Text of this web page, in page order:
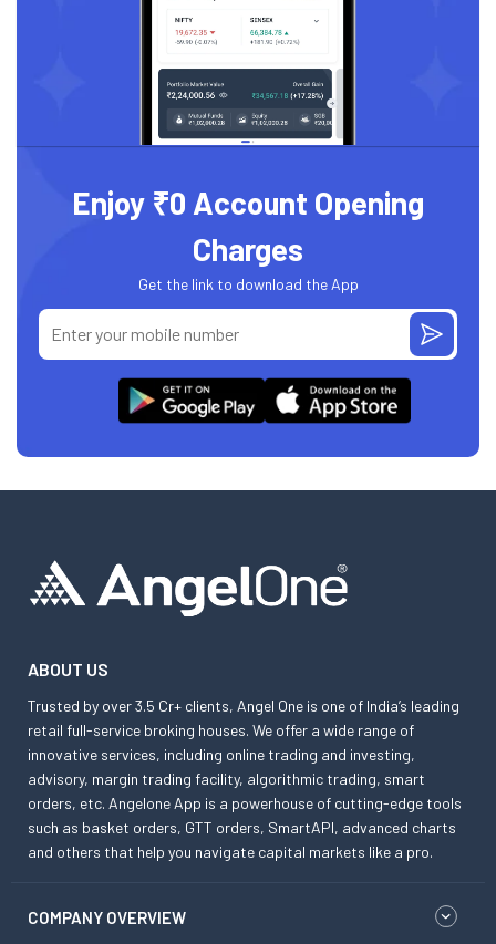
Enjoy ₹0 Account Opening
Charges
Get the link to download the App
ABOUT US
Trusted by over 3.5 Cr+ clients, Angel One is one of India’s leading
retail full-service broking houses. We offer a wide range of
innovative services, including online trading and investing,
advisory, margin trading facility, algorithmic trading, smart
orders, etc. Angelone App is a powerhouse of cutting-edge tools
such as basket orders, GTT orders, SmartAPI, advanced charts
and others that help you navigate capital markets like a pro.
COMPANY OVERVIEW